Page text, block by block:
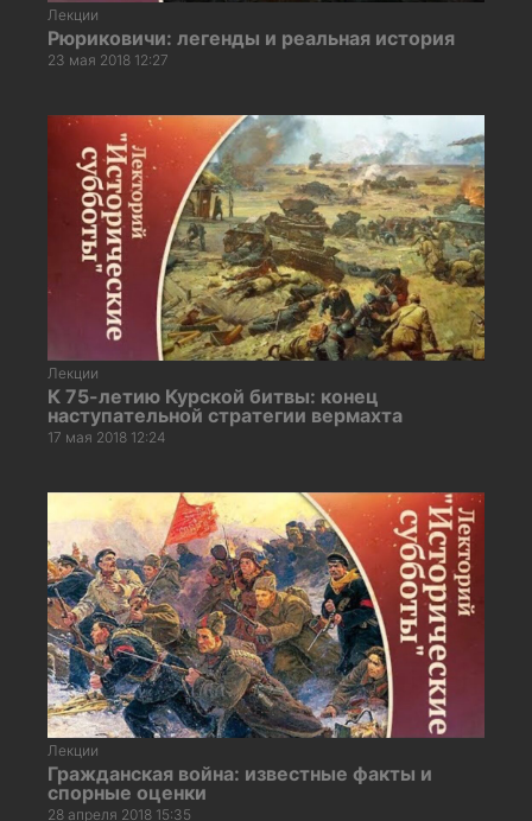
Лекции
Рюриковичи: легенды и реальная история
23 мая 2018 12:27
Лекции
К 75-летию Курской битвы: конец
наступательной стратегии вермахта
17 мая 2018 12:24
Лекции
Гражданская война: известные факты и
спорные оценки
28 апреля 2018 15:35